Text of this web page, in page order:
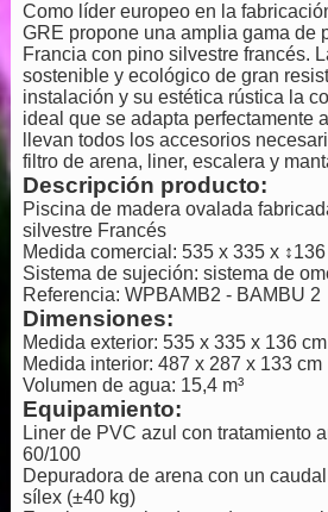
Como líder europeo en la
GRE propone una amplia gama de
Francia con pino silvestre francés.
sostenible y ecológico de gran
instalación y su estética rústica la
ideal que se adapta perfectamente
llevan todos los accesorios
filtro de arena, liner, escalera y
Descripción producto:
Piscina de madera ovalada
silvestre Francés
Medida comercial: 535 x 335 x
Sistema de sujeción: sistema de
Referencia: WPBAMB2 - BAMBU 2
Dimensiones:
Medida exterior: 535 x 335 x 136 cm
Medida interior: 487 x 287 x 133 cm
Volumen de agua: 15,4 m³
Equipamiento:
Liner de PVC azul con tratamiento
60/100
Depuradora de arena con un
sílex (±40 kg)